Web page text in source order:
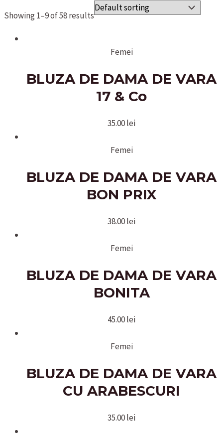
Showing 1–9 of 58 results
Femei
BLUZA DE DAMA DE VARA
17 & Co
35.00lei
Femei
BLUZA DE DAMA DE VARA
BON PRIX
38.00lei
Femei
BLUZA DE DAMA DE VARA
BONITA
45.00lei
Femei
BLUZA DE DAMA DE VARA
CU ARABESCURI
35.00lei